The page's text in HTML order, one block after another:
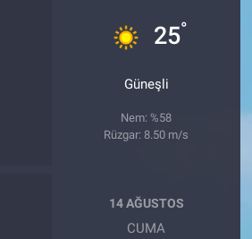
25°
Güneşli
Nem: %58
Rüzgar: 8.50 m/s
14 AĞUSTOS
CUMA